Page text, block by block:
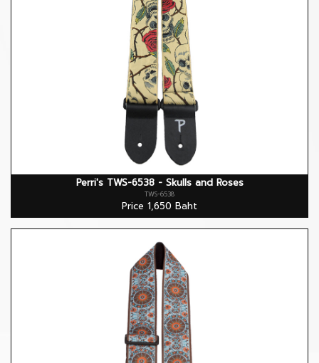
Perri's TWS-6538 - Skulls and Roses
TWS-6538
Price 1,650 Baht